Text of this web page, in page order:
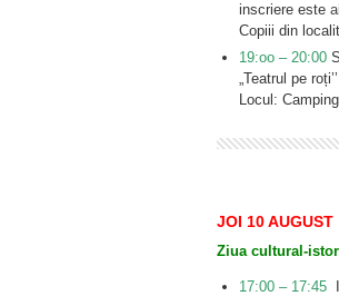
inscriere este
Copiii din
19:oo – 20:00
„Teatrul pe
Locul:
JOI 10 AUGUST
Ziua cultural-
17:00 – 17:45